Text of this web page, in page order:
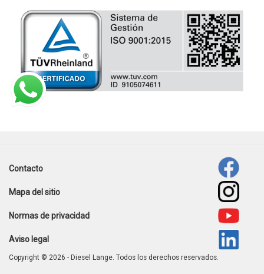
Footer
menu
Contacto
Mapa del sitio
Normas de privacidad
Aviso legal
Copyright © 2026 - Diesel Lange. Todos los derechos reservados.